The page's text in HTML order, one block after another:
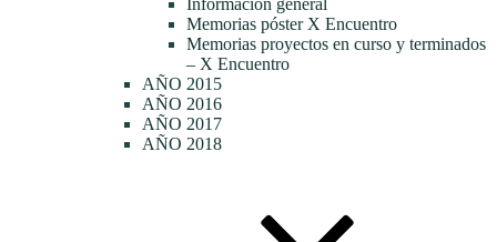
Información general
Memorias póster X Encuentro
Memorias proyectos en curso y terminados
– X Encuentro
AÑO 2015
AÑO 2016
AÑO 2017
AÑO 2018